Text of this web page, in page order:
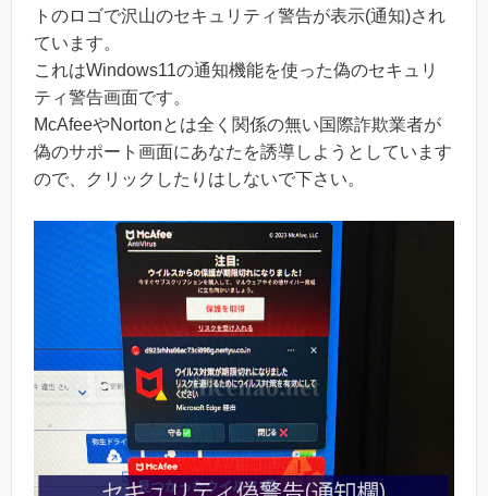
トのロゴで沢山のセキュリティ警告が表示(通知)され
ています。
これはWindows11の通知機能を使った偽のセキュリ
ティ警告画面です。
McAfeeやNortonとは全く関係の無い国際詐欺業者が
偽のサポート画面にあなたを誘導しようとしています
ので、クリックしたりはしないで下さい。